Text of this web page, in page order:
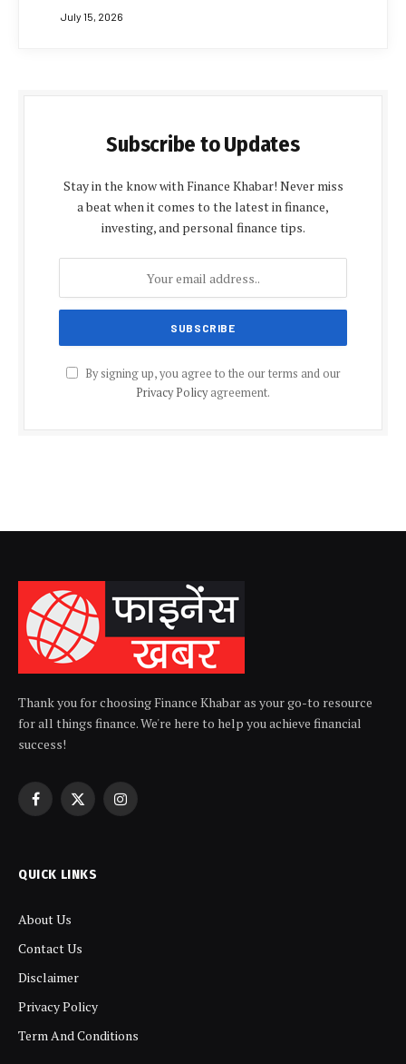
July 15, 2026
Subscribe to Updates
Stay in the know with Finance Khabar! Never miss
a beat when it comes to the latest in finance,
investing, and personal finance tips.
By signing up, you agree to the our terms and our
Privacy Policyagreement.
Thank you for choosing Finance Khabar as your go-to resource
for all things finance. We're here to help you achieve financial
success!
Facebook
X
Instagram
QUICK LINKS
About Us
Contact Us
Disclaimer
Privacy Policy
Term And Conditions